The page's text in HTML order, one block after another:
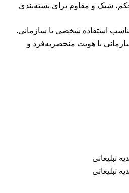
شیک و مقاوم برای بسته‌بندی
استفاده شخصی یا سازمانی.
با هویت منحصربه‌فرد و